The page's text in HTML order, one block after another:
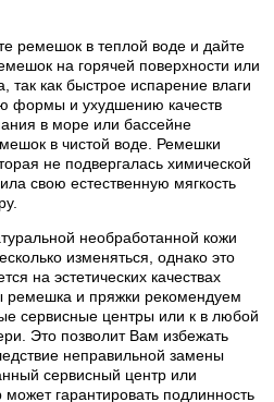
ремешок в теплой воде и дайте
на горячей поверхности или
как быстрое испарение влаги
формы и ухудшению качеств
в море или бассейне
в чистой воде. Ремешки
не подвергалась химической
свою естественную мягкость
необработанной кожи
изменяться, однако это
на эстетических качествах
ремешка и пряжки рекомендуем
сервисные центры или к в любой
Это позволит Вам избежать
неправильной замены
сервисный центр или
гарантировать подлинность